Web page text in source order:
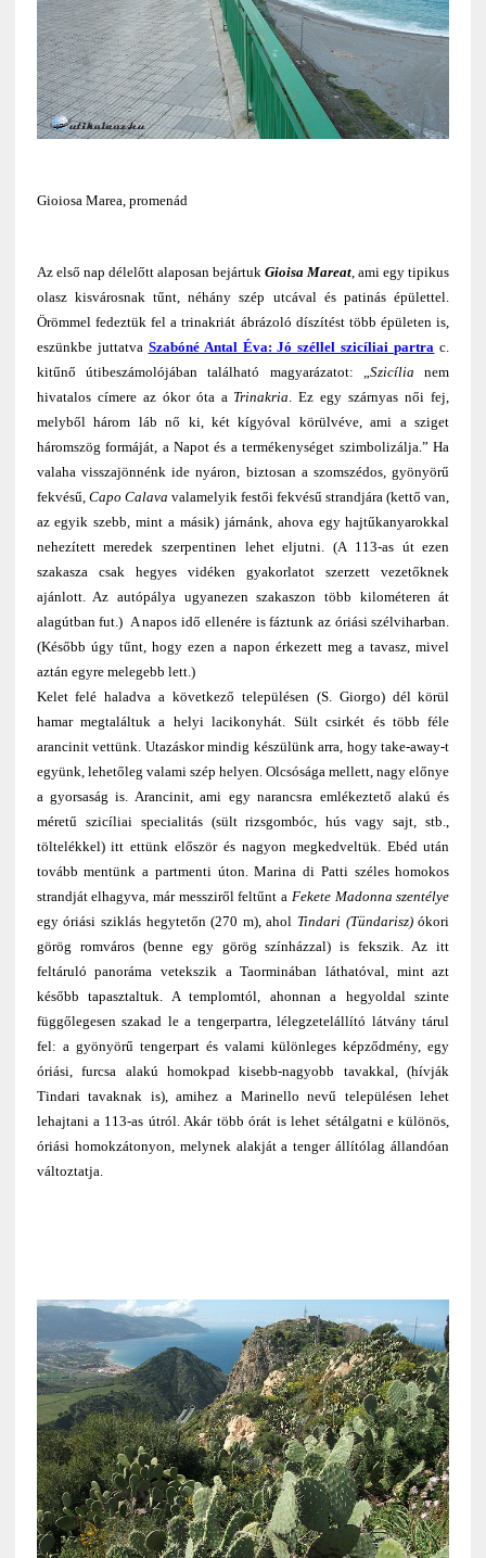
Gioiosa Marea, promenád
Az első nap délelőtt alaposan bejártukGioisa Mareat, ami egy tipikus
olasz kisvárosnak tűnt, néhány szép utcával és patinás épülettel.
Örömmel fedeztük fel a trinakriát ábrázoló díszítést több épületen is,
eszünkbe juttatva Szabóné Antal Éva: Jó széllel szicíliai partra c.
kitűnő útibeszámolójában található magyarázatot: „Szicília nem
hivatalos címere az ókor óta a Trinakria. Ez egy szárnyas női fej,
melyből három láb nő ki, két kígyóval körülvéve, ami a sziget
háromszög formáját, a Napot és a termékenységet szimbolizálja.” Ha
valaha visszajönnénk ide nyáron, biztosan a szomszédos, gyönyörű
fekvésű, Capo Calava valamelyik festői fekvésű strandjára (kettő van,
az egyik szebb, mint a másik) járnánk, ahova egy hajtűkanyarokkal
nehezített meredek szerpentinen lehet eljutni. (A 113-as út ezen
szakasza csak hegyes vidéken gyakorlatot szerzett vezetőknek
ajánlott. Az autópálya ugyanezen szakaszon több kilométeren át
alagútban fut.) A napos idő ellenére is fáztunk az óriási szélviharban.
(Később úgy tűnt, hogy ezen a napon érkezett meg a tavasz, mivel
aztán egyre melegebb lett.)
Kelet felé haladva a következő településen (S. Giorgo) dél körül
hamar megtaláltuk a helyi lacikonyhát. Sült csirkét és több féle
arancinit vettünk. Utazáskor mindig készülünk arra, hogy take-away-t
együnk, lehetőleg valami szép helyen. Olcsósága mellett, nagy előnye
a gyorsaság is. Arancinit, ami egy narancsra emlékeztető alakú és
méretű szicíliai specialitás (sült rizsgombóc, hús vagy sajt, stb.,
töltelékkel) itt ettünk először és nagyon megkedveltük. Ebéd után
tovább mentünk a partmenti úton. Marina di Patti széles homokos
strandját elhagyva, már messziről feltűnt a Fekete Madonna szentélye
egy óriási sziklás hegytetőn (270 m), ahol Tindari (Tündarisz)ókori
görög romváros (benne egy görög színházzal) is fekszik. Az itt
feltáruló panoráma vetekszik a Taorminában láthatóval, mint azt
később tapasztaltuk. A templomtól, ahonnan a hegyoldal szinte
függőlegesen szakad le a tengerpartra, lélegzetelállító látvány tárul
fel: a gyönyörű tengerpart és valami különleges képződmény, egy
óriási, furcsa alakú homokpad kisebb-nagyobb tavakkal, (hívják
Tindari tavaknak is), amihez a Marinello nevű településen lehet
lehajtani a 113-as útról. Akár több órát is lehet sétálgatni e különös,
óriási homokzátonyon, melynek alakját a tenger állítólag állandóan
változtatja.